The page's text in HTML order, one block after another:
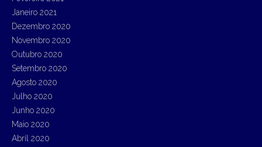
Janeiro 2021
Dezembro 2020
Novembro 2020
Outubro 2020
Setembro 2020
Agosto 2020
Julho 2020
Junho 2020
Maio 2020
Abril 2020